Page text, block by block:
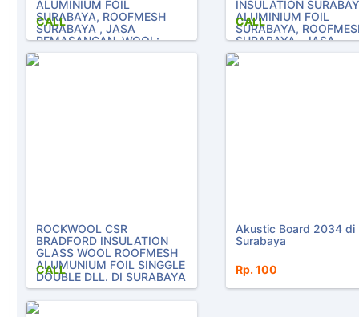
ALUMINIUM FOIL
SURABAYA, ROOFMESH
SURABAYA , JASA
PEMASANGAN, WOOL:
ROCKWOOL, GLASSWOOL,
ROOFMESH, ALUMINIUM
CALL
INSULATION
ALUMINIUM FOIL
SURABAYA,
SURABAYA , JASA
PEMASANGAN, WOOL:
ROCKWOOL,
CALL
ROCKWOOL CSR
BRADFORD INSULATION
GLASS WOOL ROOFMESH
ALUMUNIUM FOIL SINGGLE
DOUBLE DLL. DI SURABAYA
CALL
Akustic Board 2034 di
Surabaya
Rp. 100